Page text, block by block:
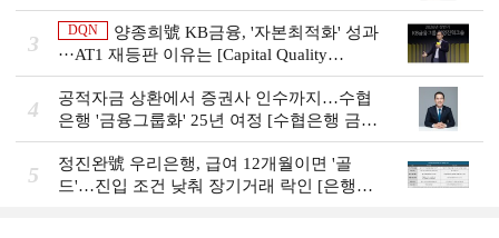
비즈니스 돋보기]
3
DQN
양종희號 KB금융, '자본최적화' 성과
···AT1 재등판 이유는 [Capital Quality
Review]]
4
공적자금 상환에서 증권사 인수까지…수협
은행 '금융그룹화' 25년 여정 [수협은행 금융
그룹의 꿈①]
5
정진완號 우리은행, 급여 12개월이면 '골
드'…진입 조건 낮춰 장기거래 락인 [은행권